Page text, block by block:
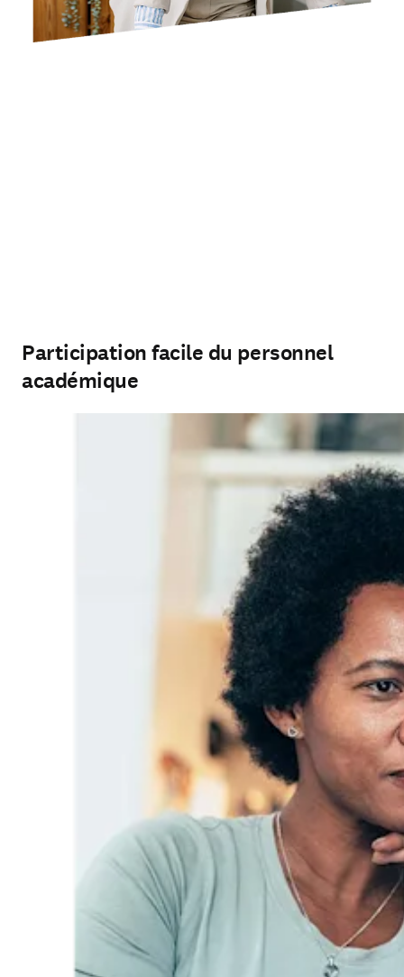
Participation facile du personnel
académique